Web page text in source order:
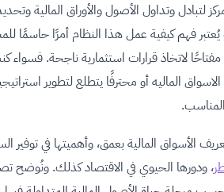
لتبادل وتداول الأصول والأوراق المالية
يُعتبر فهم كيفية عمل هذا النظام أمرًا حاسمًا
لاتخاذ قرارات استثمارية ناجحة. فسواء
الماليه أو محترفًا يتطلع لتطوير
المالية بعمق، وأهميتها في توفير
، ودورها الحيوي في الاقتصاد كذلك. ونُوضح